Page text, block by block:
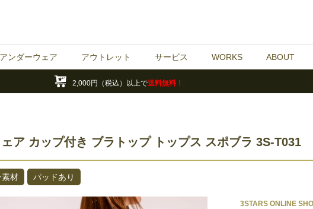
アンダーウェア
ブラ＆ショーツ
アウトレット
セットアップ(ol)
トップス(ol)
ボトムス(ol)
サービス
スタジオサービス
撮影サービス
DPA｜デジタル写真集
デザインサービス
WORKS ABOUT
最大70%OFF!!お買い得アウトレット商品
2,000円（税込）以上で送料無料！
ア カップ付き ブラトップ トップス スポブラ 3S-T031
素材 パッドあり
3STARS ONLINE